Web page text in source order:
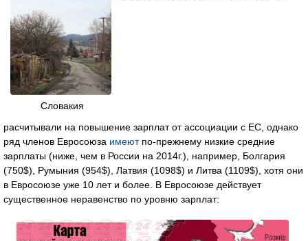
Словакия
расчитывали на повышение зарплат от ассоциации с ЕС, однако
ряд членов Евросоюза имеютпо-прежнему низкие средние
зарплаты (ниже, чем в России на 2014г.), например, Болгария
(750$), Румыния (954$), Латвия (1098$) и Литва (1109$), хотя они
в Евросоюзе уже 10 лет и более. В Евросоюзе действует
существенное неравенство по уровню зарплат: